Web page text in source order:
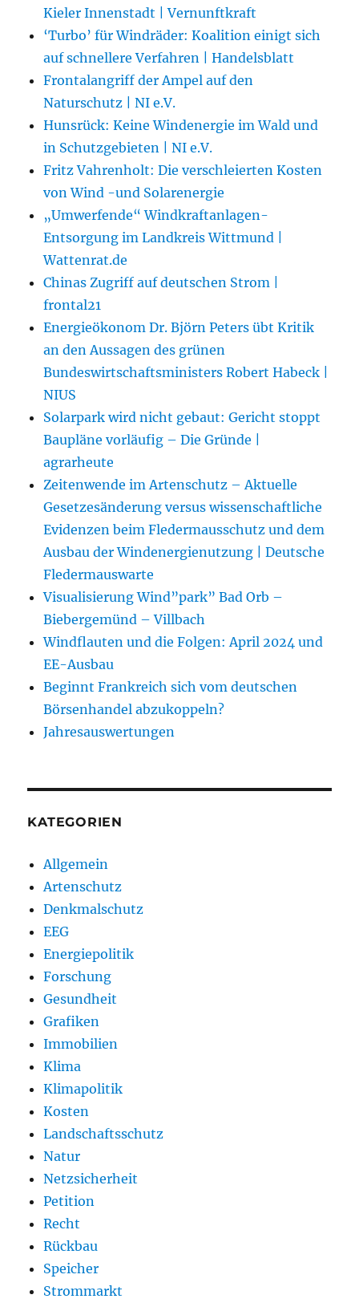
Kieler Innenstadt | Vernunftkraft
‘Turbo’ für Windräder: Koalition einigt sich
auf schnellere Verfahren | Handelsblatt
Frontalangriff der Ampel auf den
Naturschutz | NI e.V.
Hunsrück: Keine Windenergie im Wald und
in Schutzgebieten | NI e.V.
Fritz Vahrenholt: Die verschleierten Kosten
von Wind -und Solarenergie
„Umwerfende“ Windkraftanlagen-
Entsorgung im Landkreis Wittmund |
Wattenrat.de
Chinas Zugriff auf deutschen Strom |
frontal21
Energieökonom Dr. Björn Peters übt Kritik
an den Aussagen des grünen
Bundeswirtschaftsministers Robert Habeck |
NIUS
Solarpark wird nicht gebaut: Gericht stoppt
Baupläne vorläufig – Die Gründe |
agrarheute
Zeitenwende im Artenschutz – Aktuelle
Gesetzesänderung versus wissenschaftliche
Evidenzen beim Fledermausschutz und dem
Ausbau der Windenergienutzung | Deutsche
Fledermauswarte
Visualisierung Wind”park” Bad Orb –
Biebergemünd – Villbach
Windflauten und die Folgen: April 2024 und
EE-Ausbau
Beginnt Frankreich sich vom deutschen
Börsenhandel abzukoppeln?
Jahresauswertungen
KATEGORIEN
Allgemein
Artenschutz
Denkmalschutz
EEG
Energiepolitik
Forschung
Gesundheit
Grafiken
Immobilien
Klima
Klimapolitik
Kosten
Landschaftsschutz
Natur
Netzsicherheit
Petition
Recht
Rückbau
Speicher
Strommarkt